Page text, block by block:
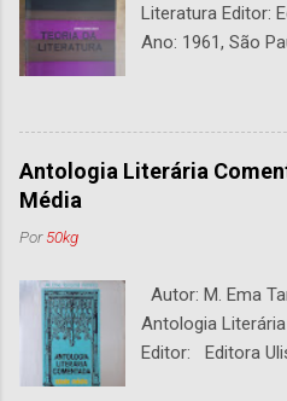
Literatura Editor:
Ano: 1961, São
Antologia Literária
Média
Por50kg
Autor: M. Ema
Antologia
Editor: Editora